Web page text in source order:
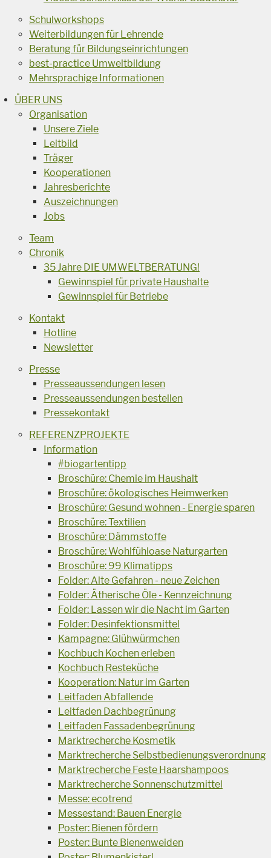
Schulworkshops
Weiterbildungen für Lehrende
Beratung für Bildungseinrichtungen
best-practice Umweltbildung
Mehrsprachige Informationen
ÜBER UNS
Organisation
Unsere Ziele
Leitbild
Träger
Kooperationen
Jahresberichte
Auszeichnungen
Jobs
Team
Chronik
35 Jahre DIE UMWELTBERATUNG!
Gewinnspiel für private Haushalte
Gewinnspiel für Betriebe
Kontakt
Hotline
Newsletter
Presse
Presseaussendungen lesen
Presseaussendungen bestellen
Pressekontakt
REFERENZPROJEKTE
Information
#biogartentipp
Broschüre: Chemie im Haushalt
Broschüre: ökologisches Heimwerken
Broschüre: Gesund wohnen - Energie sparen
Broschüre: Textilien
Broschüre: Dämmstoffe
Broschüre: Wohlfühloase Naturgarten
Broschüre: 99 Klimatipps
Folder: Alte Gefahren - neue Zeichen
Folder: Ätherische Öle - Kennzeichnung
Folder: Lassen wir die Nacht im Garten
Folder: Desinfektionsmittel
Kampagne: Glühwürmchen
Kochbuch Kochen erleben
Kochbuch Resteküche
Kooperation: Natur im Garten
Leitfaden Abfallende
Leitfaden Dachbegrünung
Leitfaden Fassadenbegrünung
Marktrecherche Kosmetik
Marktrecherche Selbstbedienungsverordnung
Marktrecherche Feste Haarshampoos
Marktrecherche Sonnenschutzmittel
Messe: ecotrend
Messestand: Bauen Energie
Poster: Bienen fördern
Poster: Bunte Bienenweiden